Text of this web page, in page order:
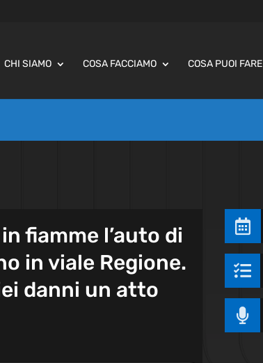
CHI SIAMO COSA FACCIAMO COSA PUOI FARE
fiamme l’auto di
in viale Regione.
danni un atto


